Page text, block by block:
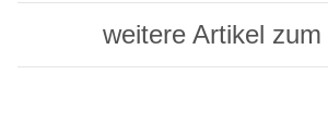
weitere Artikel zum